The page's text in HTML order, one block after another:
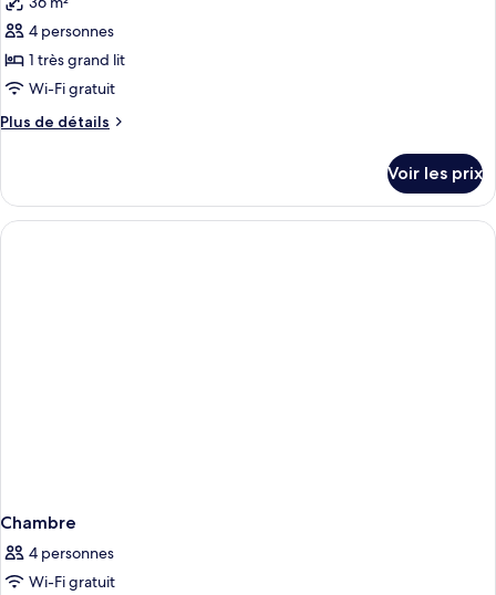
4 personnes
1 très grand lit
Wi-Fi gratuit
Plus de détails
Plus
le
type
de
Voir les prix
Chambre
4 personnes
Wi-Fi gratuit